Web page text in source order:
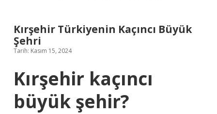
Kırşehir Türkiyenin Kaçıncı Büyük
Şehri
Tarih: Kasım 15, 2024
Kırşehir kaçıncı
büyük şehir?